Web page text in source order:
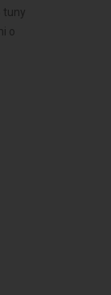
tuny
o